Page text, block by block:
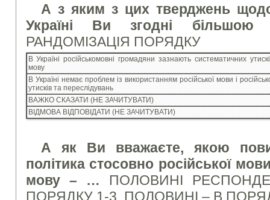
А з яким з цих тверджень
Україні Ви згодні більшою
РАНДОМІЗАЦІЯ ПОРЯДКУ
В Україні російськомовні громадяни зазнають систематичних
мову
В Україні немає проблем із використанням російської мови і
утисків та переслідувань
ВАЖКО СКАЗАТИ (НЕ ЗАЧИТУВАТИ)
ВІДМОВА ВІДПОВІДАТИ (НЕ ЗАЧИТУВАТИ)
А як Ви вважаєте, якою
політика стосовно російської
мову – … ПОЛОВИНІ
ПОРЯДКУ 1-3, ПОЛОВИНІ – В